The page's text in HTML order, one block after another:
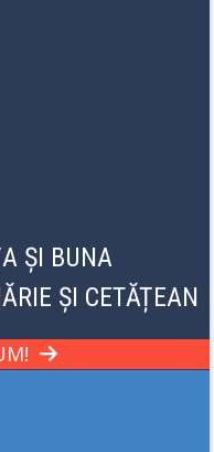
ȘI BUNA
ȘI CETĂȚEAN